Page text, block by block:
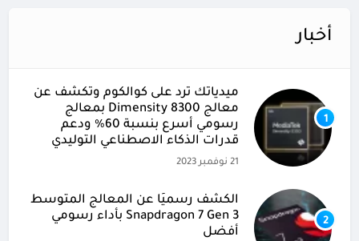
أخبار
1
ميدياتك ترد على كوالكوم وتكشف عن
معالج Dimensity 8300 بمعالج
رسومي أسرع بنسبة 60% ودعم
قدرات الذكاء الاصطناعي التوليدي
21 نوفمبر 2023
2
الكشف رسميًا عن المعالج المتوسط
Snapdragon 7 Gen 3 بأداء رسومي
أفضل